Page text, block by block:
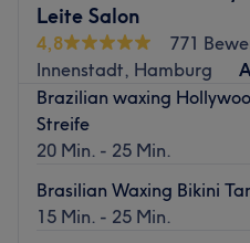
Massagen an, durch die du
Worauf noch warten? Lehn'
von Kopf bis Fuß verwöhnen.
Zurück zur
Leite Salon
4,8
771
Innenstadt, Hamburg
Brazilian waxing
Streife
20 Min. - 25 Min.
Brasilian Waxing Bikini
15 Min. - 25 Min.